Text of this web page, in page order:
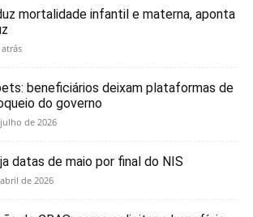
mortalidade infantil e materna, aponta
beneficiários deixam plataformas de
do governo
de 2026
datas de maio por final do NIS
de 2026